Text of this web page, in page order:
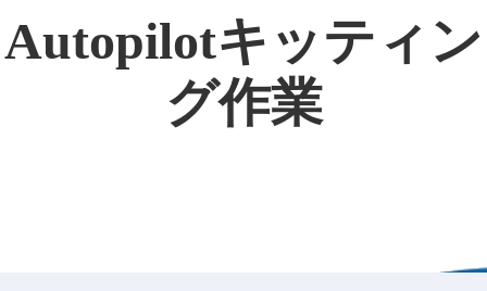
Autopilotキッティン
グ作業